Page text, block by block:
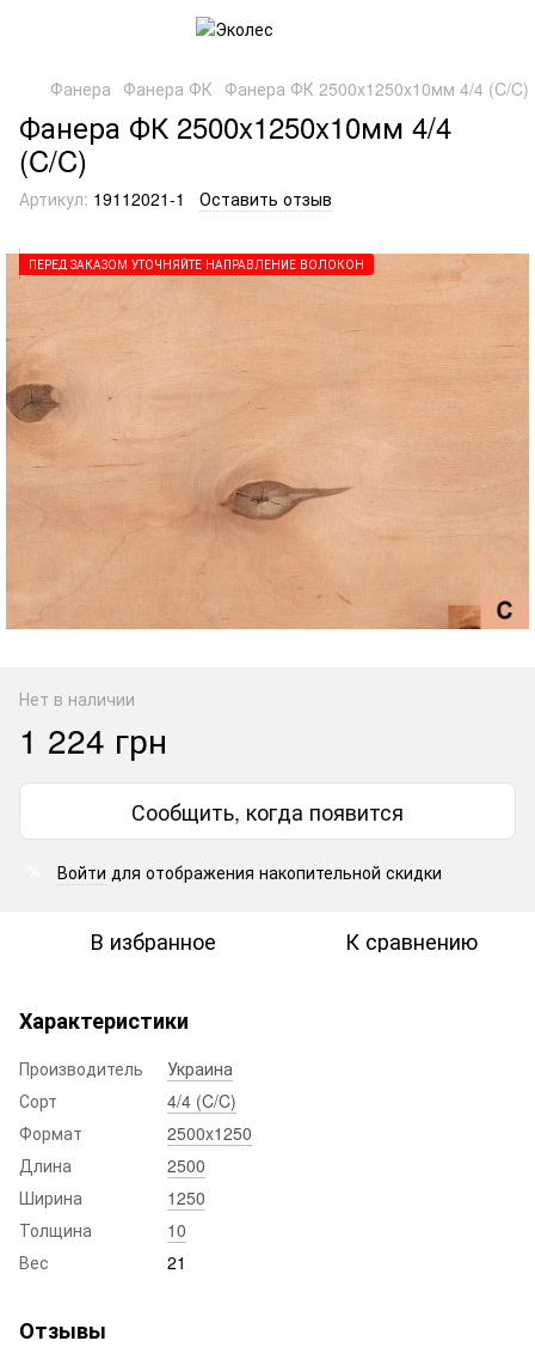
Фанера Фанера ФК Фанера ФК 2500x1250x10мм 4/4 (C/C)
Фанера ФК 2500x1250x10мм 4/4
(C/C)
Артикул: 19112021-1 Оставить отзыв
ПЕРЕД ЗАКАЗОМ УТОЧНЯЙТЕ НАПРАВЛЕНИЕ ВОЛОКОН
Нет в наличии
1 224 грн
Сообщить, когда появится
Войти для отображения накопительной скидки
В избранное К сравнению
Характеристики
Производитель
Украина
Сорт
4/4 (C/C)
Формат
2500x1250
Длина
2500
Ширина
1250
Толщина
10
Вес
21
Отзывы